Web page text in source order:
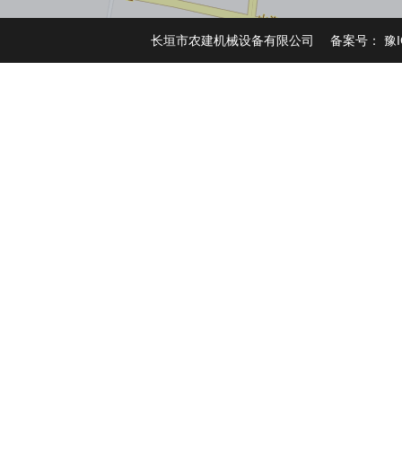
长垣市农建机械设备有限公司 备案号： 豫